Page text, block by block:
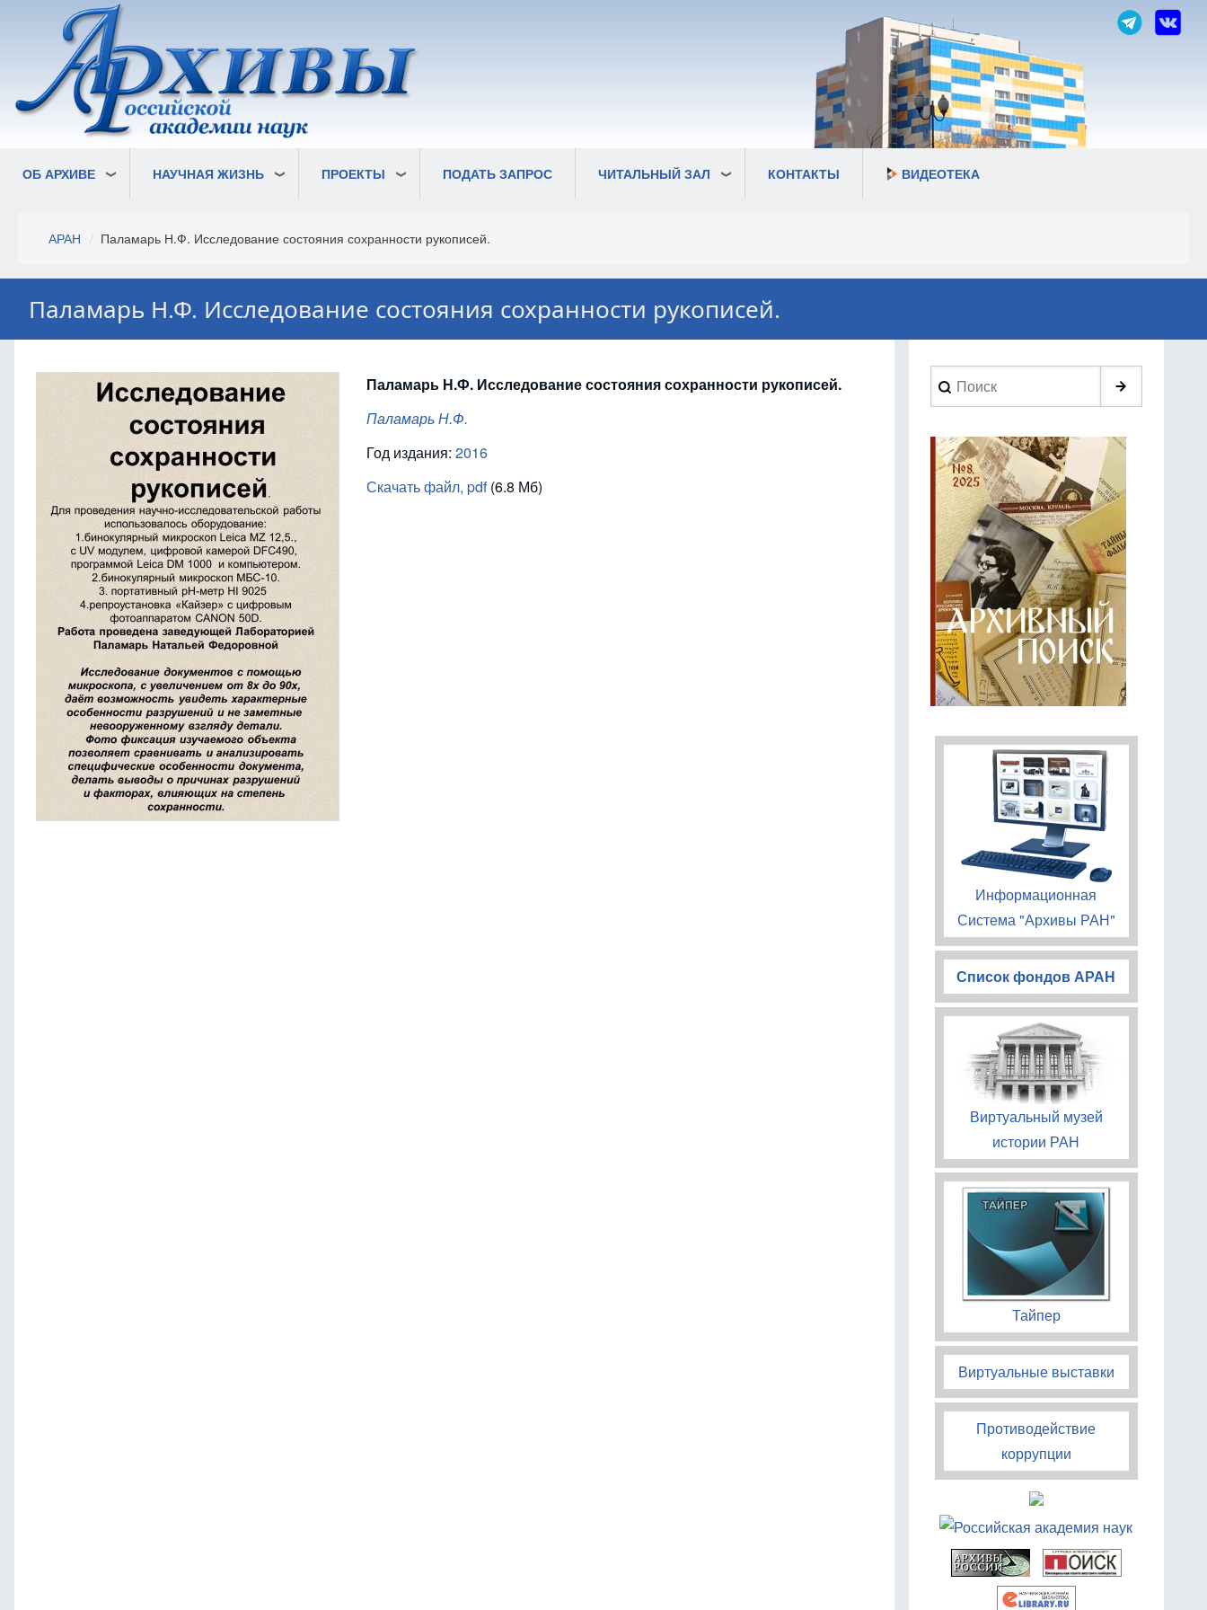
основному
содержанию
ОБ АРХИВЕ НАУЧНАЯ ЖИЗНЬ ПРОЕКТЫ ПОДАТЬ ЗАПРОС ЧИТАЛЬНЫЙ ЗАЛ КОНТАКТЫ ВИДЕОТЕКА
Строка
АРАН Паламарь Н.Ф. Исследование состояния сохранности рукописей.
Паламарь Н.Ф. Исследование состояния сохранности рукописей.
Паламарь Н.Ф. Исследование состояния сохранности рукописей.
Паламарь Н.Ф.
Год издания: 2016
Скачать файл, pdf(6.8 Мб)
Search
Информационная
Система "Архивы РАН"
Список фондов АРАН
Виртуальный музей
истории РАН
Тайпер
Виртуальные выставки
Противодействие
коррупции